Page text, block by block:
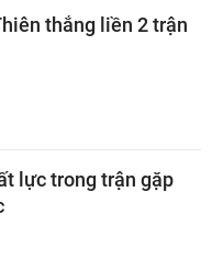
thắng liền 2 trận
lực trong trận gặp